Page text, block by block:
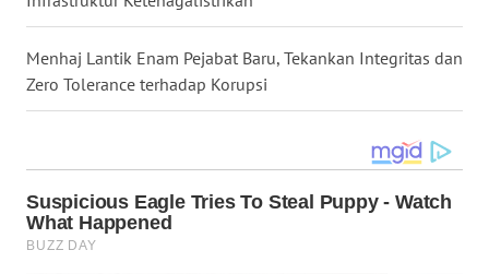
Menhaj Lantik Enam Pejabat Baru, Tekankan Integritas dan
Zero Tolerance terhadap Korupsi
TAPANULI
SELATAN
TANJUNG
LESUNG
WN